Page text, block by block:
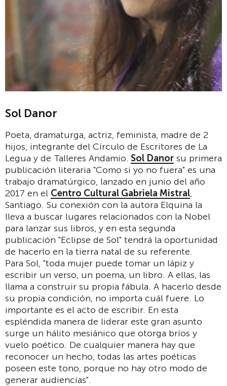
Sol Danor
Poeta, dramaturga, actriz, feminista, madre de 2
hijos, integrante del Círculo de Escritores de La
Legua y de Talleres Andamio. Sol Danor su primera
publicación literaria "Como si yo no fuera" es una
trabajo dramatúrgico, lanzado en junio del año
2017 en el Centro Cultural Gabriela Mistral,
Santiago. Su conexión con la autora Elquina la
lleva a buscar lugares relacionados con la Nobel
para lanzar sus libros, y en esta segunda
publicación "Eclipse de Sol" tendrá la oportunidad
de hacerlo en la tierra natal de su referente.
Para Sol, "toda mujer puede tomar un lápiz y
escribir un verso, un poema, un libro. A ellas, las
llama a construir su propia fábula. A hacerlo desde
su propia condición, no importa cuál fuere. Lo
importante es el acto de escribir. En esta
espléndida manera de liderar este gran asunto
surge un hálito mesiánico que otorga bríos y
vuelo poético. De cualquier manera hay que
reconocer un hecho, todas las artes poéticas
poseen este tono, porque no hay otro modo de
generar audiencias".